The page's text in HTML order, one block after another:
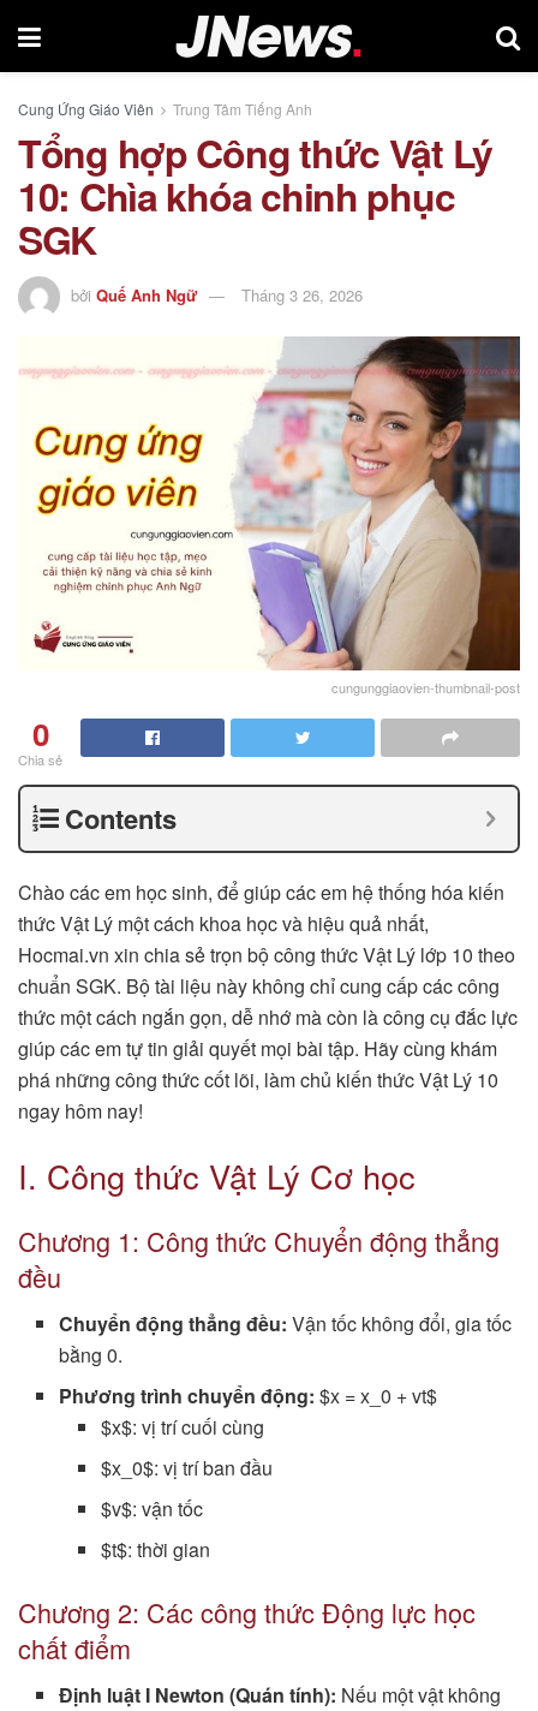
Cung Ứng Giáo Viên Trung Tâm Tiếng Anh
Tổng hợp Công thức Vật Lý
10: Chìa khóa chinh phục
SGK
bởi Quế Anh Ngữ Tháng 3 26, 2026
cungunggiaovien-thumbnail-post
0
Chia sẻ
Contents
Chào các em học sinh, để giúp các em hệ thống hóa kiến
thức Vật Lý một cách khoa học và hiệu quả nhất,
Hocmai.vn xin chia sẻ trọn bộ công thức Vật Lý lớp 10 theo
chuẩn SGK. Bộ tài liệu này không chỉ cung cấp các công
thức một cách ngắn gọn, dễ nhớ mà còn là công cụ đắc lực
giúp các em tự tin giải quyết mọi bài tập. Hãy cùng khám
phá những công thức cốt lõi, làm chủ kiến thức Vật Lý 10
ngay hôm nay!
I. Công thức Vật Lý Cơ học
Chương 1: Công thức Chuyển động thẳng
đều
Chuyển động thẳng đều: Vận tốc không đổi, gia tốc
bằng 0.
Phương trình chuyển động: $x = x_0 + vt$
$x$: vị trí cuối cùng
$x_0$: vị trí ban đầu
$v$: vận tốc
$t$: thời gian
Chương 2: Các công thức Động lực học
chất điểm
Định luật I Newton (Quán tính): Nếu một vật không